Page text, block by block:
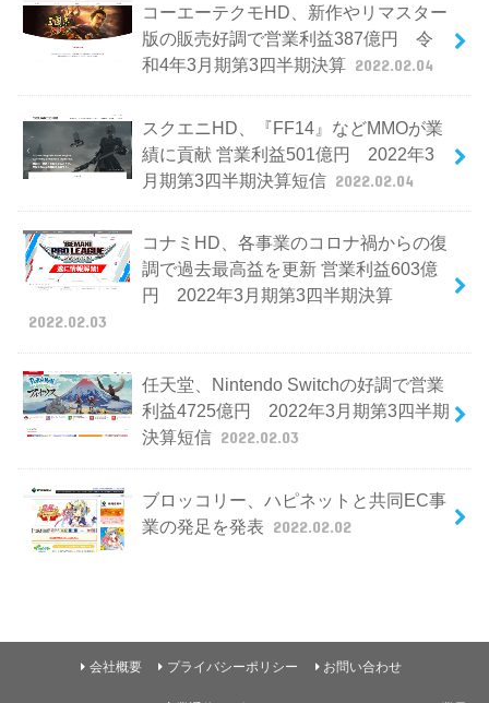
コーエーテクモHD、新作やリマスター
版の販売好調で営業利益387億円 令
和4年3月期第3四半期決算 2022.02.04
スクエニHD、『FF14』などMMOが業
績に貢献 営業利益501億円 2022年3
月期第3四半期決算短信 2022.02.04
コナミHD、各事業のコロナ禍からの復
調で過去最高益を更新 営業利益603億
円 2022年3月期第3四半期決算
2022.02.03
任天堂、Nintendo Switchの好調で営業
利益4725億円 2022年3月期第3四半期
決算短信 2022.02.03
ブロッコリー、ハピネットと共同EC事
業の発足を発表 2022.02.02
会社概要 プライバシーポリシー お問い合わせ